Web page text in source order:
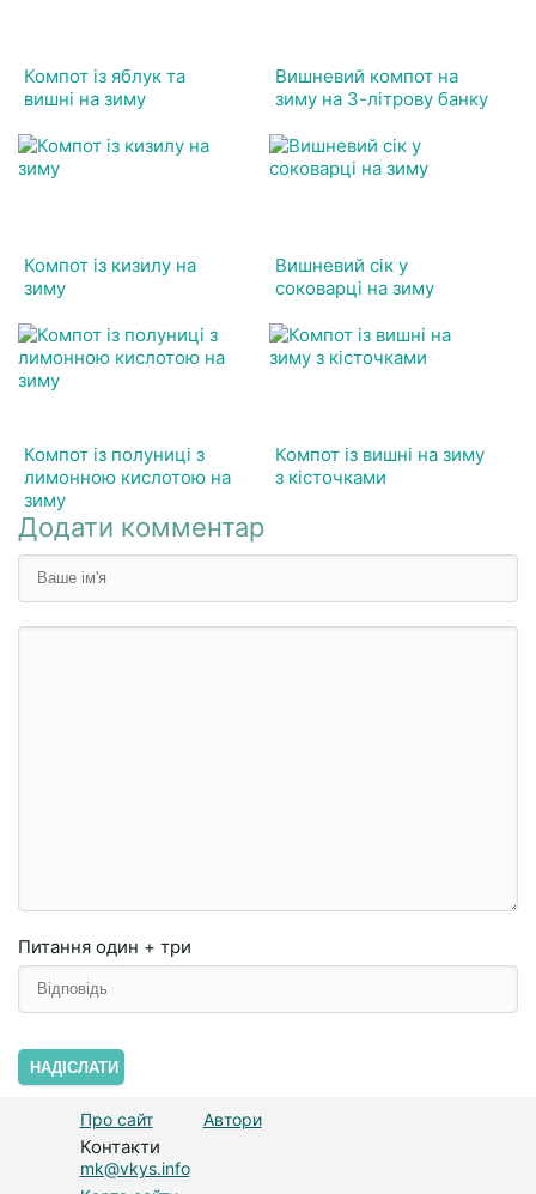
Компот із яблук та
вишні на зиму
Вишневий компот на
зиму на 3-літрову банку
Компот із кизилу на
зиму
Вишневий сік у
соковарці на зиму
Компот із полуниці з
лимонною кислотою на
зиму
Компот із вишні на зиму
з кісточками
Додати комментар
Питання один + три
НАДІСЛАТИ
Про сайт Автори
Контакти
mk@vkys.info